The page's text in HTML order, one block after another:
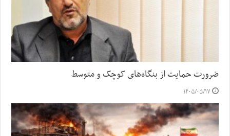
ضرورت حمایت از بنگاه‌های کوچک و متوسط
۱۴۰۵/۰۵/۱۷